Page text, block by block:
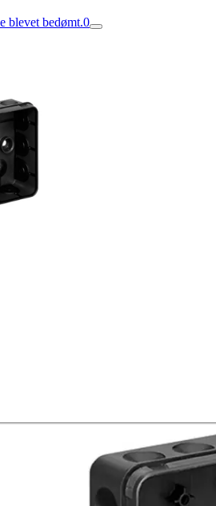
blevet bedømt.0